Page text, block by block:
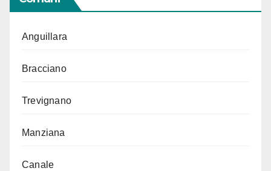
Anguillara
Bracciano
Trevignano
Manziana
Canale